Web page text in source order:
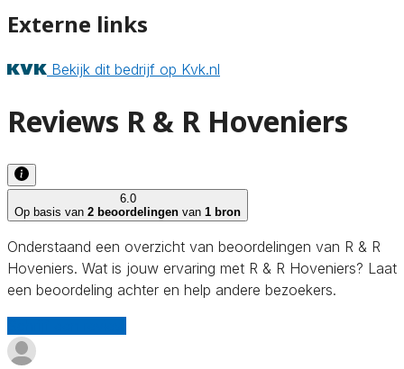
Externe links
Bekijk dit bedrijf op Kvk.nl
Reviews R & R Hoveniers
6.0
Op basis van 2 beoordelingen van 1 bron
Onderstaand een overzicht van beoordelingen van R & R
Hoveniers. Wat is jouw ervaring met R & R Hoveniers? Laat
een beoordeling achter en help andere bezoekers.